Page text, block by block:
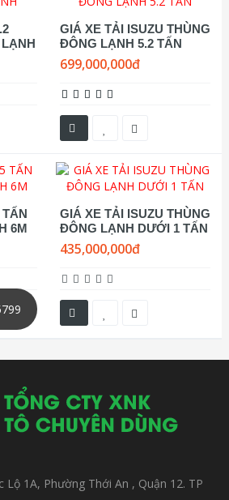
GIÁ XE TẢI ISUZU THÙNG
ĐÔNG LẠNH 5.2 TẤN
699,000,000đ
6M
GIÁ XE TẢI ISUZU THÙNG
ĐÔNG LẠNH DƯỚI 1 TẤN
435,000,000đ
Lộ 1A, Phường Thới An , Quận 12. TP